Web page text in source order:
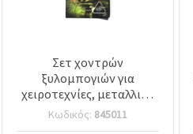
Σετ χοντρών
ξυλομπογιών για
χειροτεχνίες, μεταλλικά
χρώματα, με ξύστρα – 6
χρώματα
Κωδικός: 845011